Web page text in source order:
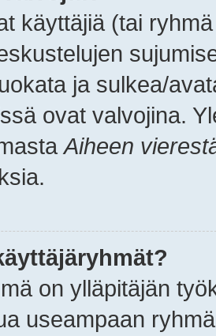
käyttäjiä (tai
ja sulkea/
ovat valvojina.
Aiheen
on ylläpitäjän
useampaan